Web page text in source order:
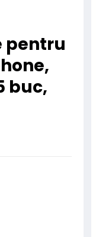
pentru
buc,